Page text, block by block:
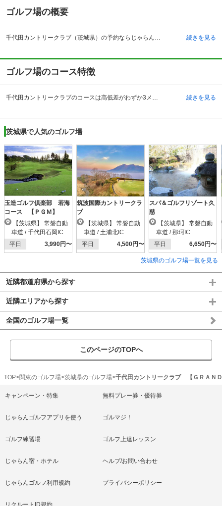
ゴルフ場の概要
千代田カントリークラブ（茨城県）の予約ならじゃらんゴルフ。カートの有無や利用税、キャンセル料、ナイター設備、駐車場などのコース情報はもちろん、口コミ、フォトギャラリーなどコースの難易度や攻略に役立つ情報充実、予約する度にポイントが貯まるのでお得にゴルフをお楽しみ頂けます。 千代田カントリークラブは茨城県かすみがうら市にある林間コースを有するカントリークラブです。常磐自動車道千代田石岡インターチェンジから5キロメートル以内、JR石岡駅からはタクシーで約15分と交通の便もいいゴルフ場です。都心からも約1時間程でアクセスできます。 設備の充実面もトップクラスです。アメリカ合衆国ジョージア州のクラブハウスを参考にしたハウスデザインは高級感が漂い、訪れる人を魅了します。高低差3メートルのフラットなコースは、ビギナーから上級者までプレーヤーを選ぶ事なく、誰もが楽しめる設計となっています。コンペルームも完備されていて接待利用も最適です。 またお笑いのディナーショーも開催されるなどご家族での利用もおすすめです。 続きを見る
ゴルフ場のコース特徴
千代田カントリークラブのコースは高低差がわずか3メートルというフラットな林間コースです。この中に15の池が美しく配置され、初心者から上級者まで存分にプレーを楽しむことができます。さらに四季を織り成す自然の美しさがプレーをより一層ひきたててくれます。10,262ヤード、ベントは2グリーン。さらに80近いバンカーがプレーヤーたちを悩ませます。 コースは西コース、中コース、東コースとあり、一見するとフラットで優しいコースのようにも見えますが、池やホールが難関となって立ちはだかります。攻略のポイントは所々に見え隠れするハザードの攻略にあります。1度、2度とプレーを重ねるごとに新たな魅力が見つかり、何度もチャレンジしたくなるような、本当のゴルフの楽しさを発見できる、そんな一面をも感じさせてくれるコース設計です。 続きを見る
茨城県で人気のゴルフ場
玉造ゴルフ倶楽部 若海
コース 【ＰＧＭ】
車道 / 千代田石岡IC
平日
3,990円〜
筑波国際カントリークラ
ブ
車道 / 土浦北IC
平日
4,500円〜
スパ＆ゴルフリゾート久
慈
車道 / 那珂IC
平日
6,650円〜
茨城県のゴルフ場一覧を見る
近隣都道府県から探す
近隣エリアから探す
全国のゴルフ場一覧
このページのTOPへ
TOP 関東のゴルフ場 茨城県のゴルフ場 千代田カントリークラブ 【ＧＲＡＮ
キャンペーン・特集 無料プレー券・優待券
じゃらんゴルフアプリを使う ゴルマジ！
ゴルフ練習場 ゴルフ上達レッスン
じゃらん宿・ホテル ヘルプ/お問い合わせ
じゃらんゴルフ利用規約 プライバシーポリシー